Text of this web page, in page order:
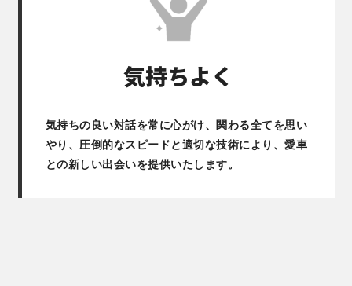
気持ちよく
気持ちの良い対話を常に心がけ、関わる全てを思い
やり、圧倒的なスピードと適切な技術により、愛車
との新しい出会いを提供いたします。